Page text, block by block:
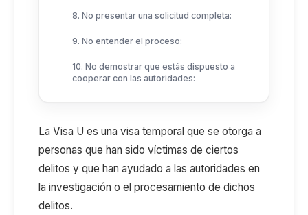
8. No presentar una solicitud completa:
9. No entender el proceso:
10. No demostrar que estás dispuesto a
cooperar con las autoridades:
La Visa U es una visa temporal que se otorga a
personas que han sido víctimas de ciertos
delitos y que han ayudado a las autoridades en
la investigación o el procesamiento de dichos
delitos.